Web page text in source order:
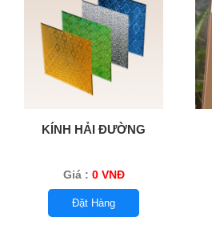
KÍNH HẢI ĐƯỜNG
Giá : 0 VNĐ
Đặt Hàng